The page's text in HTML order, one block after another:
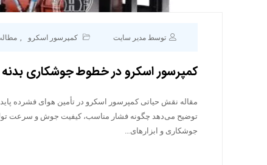
توسط مدیر سایت کمپرسور اسکرو ,
کمپرسور اسکرو در خطوط جوشکاری
مقاله نقش حیاتی کمپرسور اسکرو در تأمین هوای فشرده
جوشکاری و ابزارهای…